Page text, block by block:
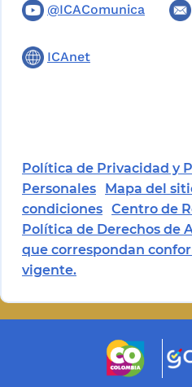
@ICAComunica
ICAnet
Política de Privacidad y
Personales
Mapa del
condiciones Centro de
Política de Derechos de
que correspondan
vigente.